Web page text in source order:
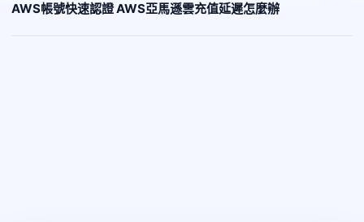
AWS帳號快速認證 AWS亞馬遜雲充值延遲怎麼辦